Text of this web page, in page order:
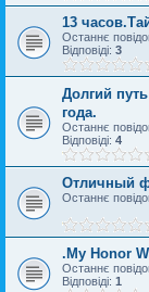
13
Останнє
Відповіді: 3
Долгий
года.
Останнє
Відповіді: 4
Отличный
Останнє
.My Honor
Останнє
Відповіді: 1